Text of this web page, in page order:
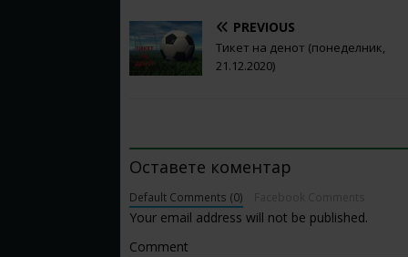
PREVIOUS
Тикет на денот (понеделник,
21.12.2020)
Оставете коментар
Default Comments (0)
Your email address will not be published.
Comment